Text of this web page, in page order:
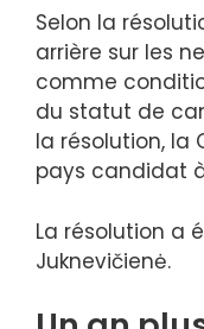
Selon la
arrière sur les
comme
du statut de
la résolution, la
pays candidat à
La résolution a
Juknevičienė.